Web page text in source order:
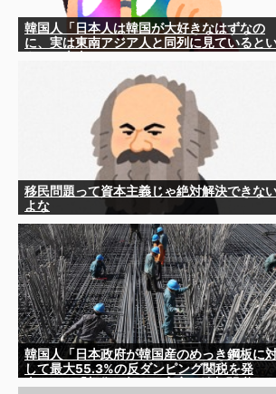
韓国人「日本人は韓国が大好きなはずなの
に、実は東南アジア人と同列に見ていると
移民問題って資本主義じゃ絶対解決できな
よな
韓国人「日本政府が韓国産のめっき鋼板に
して最大55.3%の反ダンピング関税を発